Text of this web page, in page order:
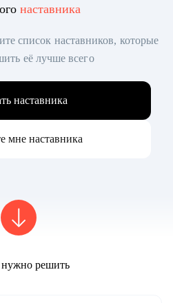
наставника
список наставников, которые
её лучше всего
наставника
мне наставника
нужно решить